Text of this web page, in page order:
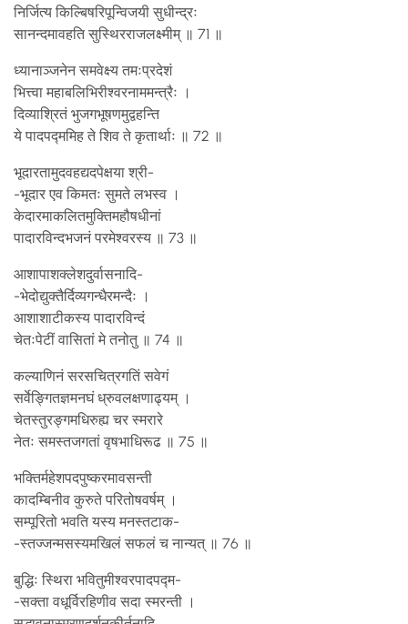
निर्जित्य किल्बिषरिपून्विजयी सुधीन्द्रः
सानन्दमावहति सुस्थिरराजलक्ष्मीम् ॥ 71 ॥
ध्यानाञ्जनेन समवेक्ष्य तमःप्रदेशं
भित्त्वा महाबलिभिरीश्वरनाममन्त्रैः ।
दिव्याश्रितं भुजगभूषणमुद्वहन्ति
ये पादपद्ममिह ते शिव ते कृतार्थाः ॥ 72 ॥
भूदारतामुदवहद्यदपेक्षया श्री-
-भूदार एव किमतः सुमते लभस्व ।
केदारमाकलितमुक्तिमहौषधीनां
पादारविन्दभजनं परमेश्वरस्य ॥ 73 ॥
आशापाशक्लेशदुर्वासनादि-
-भेदोद्युक्तैर्दिव्यगन्धैरमन्दैः ।
आशाशाटीकस्य पादारविन्दं
चेतःपेटीं वासितां मे तनोतु ॥ 74 ॥
कल्याणिनं सरसचित्रगतिं सवेगं
सर्वेङ्गितज्ञमनघं ध्रुवलक्षणाढ्यम् ।
चेतस्तुरङ्गमधिरुह्य चर स्मरारे
नेतः समस्तजगतां वृषभाधिरूढ ॥ 75 ॥
भक्तिर्महेशपदपुष्करमावसन्ती
कादम्बिनीव कुरुते परितोषवर्षम् ।
सम्पूरितो भवति यस्य मनस्तटाक-
-स्तज्जन्मसस्यमखिलं सफलं च नान्यत् ॥ 76 ॥
बुद्धिः स्थिरा भवितुमीश्वरपादपद्म-
-सक्ता वधूर्विरहिणीव सदा स्मरन्ती ।